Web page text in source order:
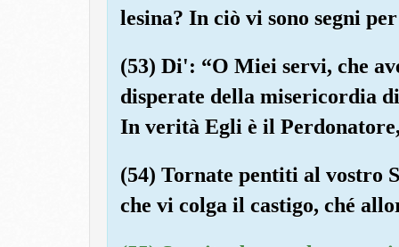
lesina? In ciò vi sono segni
(53) Di': “O Miei servi, che
disperate della misericordia
In verità Egli è il
(54) Tornate pentiti al vostro
che vi colga il castigo, ché